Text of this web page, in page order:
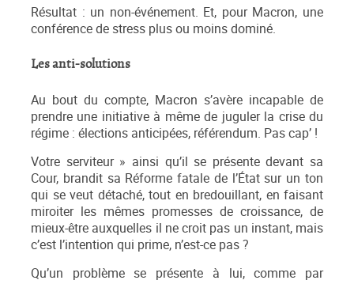
Résultat : un non-événement. Et, pour Macron, une
conférence de stress plus ou moins dominé.
Les anti-solutions
Au bout du compte, Macron s’avère incapable de
prendre une initiative à même de juguler la crise du
régime : élections anticipées, référendum. Pas cap’ !
Votre serviteur » ainsi qu’il se présente devant sa
Cour, brandit sa Réforme fatale de l’État sur un ton
qui se veut détaché, tout en bredouillant, en faisant
miroiter les mêmes promesses de croissance, de
mieux-être auxquelles il ne croit pas un instant, mais
c’est l’intention qui prime, n’est-ce pas ?
Qu’un problème se présente à lui, comme par